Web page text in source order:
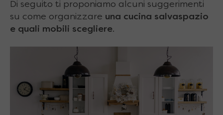
Di seguito ti proponiamo alcuni suggerimenti
su come organizzare una cucina salvaspazio
e quali mobili scegliere.